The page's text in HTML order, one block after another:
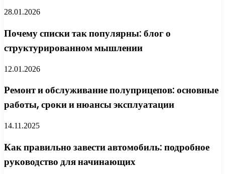
28.01.2026
Почему списки так популярны: блог о
структурированном мышлении
12.01.2026
Ремонт и обслуживание полуприцепов: основные
работы, сроки и нюансы эксплуатации
14.11.2025
Как правильно завести автомобиль: подробное
руководство для начинающих